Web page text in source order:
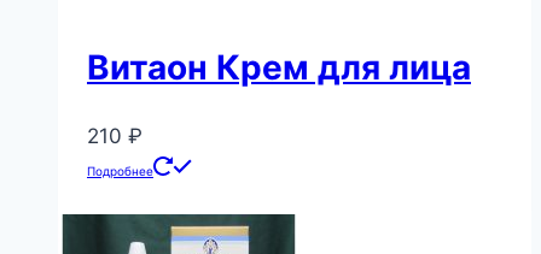
Витаон Крем для лица
210 ₽
Подробнее